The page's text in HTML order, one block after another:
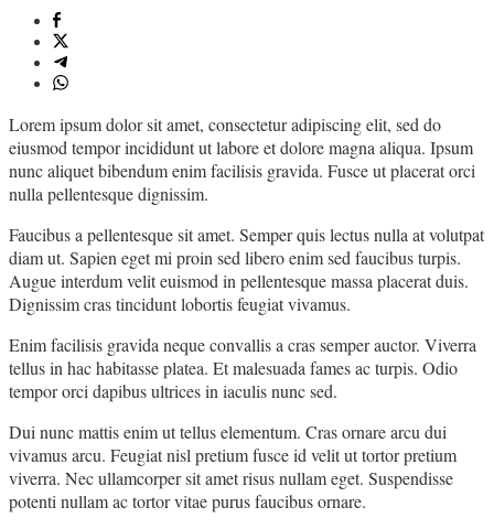
Lorem ipsum dolor sit amet, consectetur adipiscing elit, sed do
eiusmod tempor incididunt ut labore et dolore magna aliqua. Ipsum
nunc aliquet bibendum enim facilisis gravida. Fusce ut placerat orci
nulla pellentesque dignissim.
Faucibus a pellentesque sit amet. Semper quis lectus nulla at volutpat
diam ut. Sapien eget mi proin sed libero enim sed faucibus turpis.
Augue interdum velit euismod in pellentesque massa placerat duis.
Dignissim cras tincidunt lobortis feugiat vivamus.
Enim facilisis gravida neque convallis a cras semper auctor. Viverra
tellus in hac habitasse platea. Et malesuada fames ac turpis. Odio
tempor orci dapibus ultrices in iaculis nunc sed.
Dui nunc mattis enim ut tellus elementum. Cras ornare arcu dui
vivamus arcu. Feugiat nisl pretium fusce id velit ut tortor pretium
viverra. Nec ullamcorper sit amet risus nullam eget. Suspendisse
potenti nullam ac tortor vitae purus faucibus ornare.